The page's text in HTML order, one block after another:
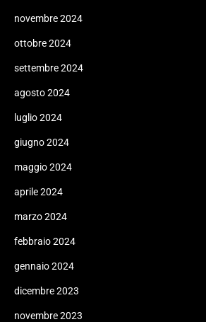
novembre 2024
ottobre 2024
settembre 2024
agosto 2024
luglio 2024
giugno 2024
maggio 2024
aprile 2024
marzo 2024
febbraio 2024
gennaio 2024
dicembre 2023
novembre 2023